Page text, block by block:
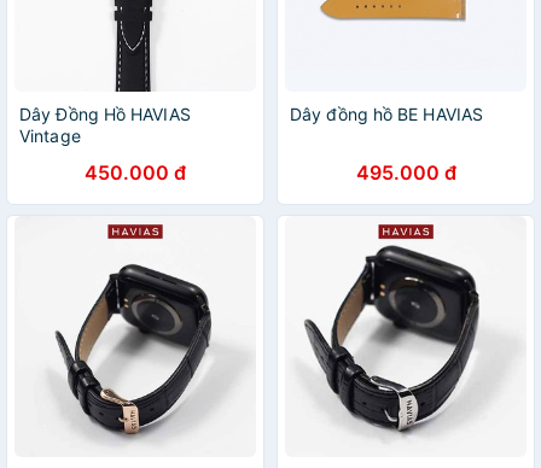
Dây Đồng Hồ HAVIAS
Vintage
450.000 đ
Dây đồng hồ BE HAVIAS
495.000 đ